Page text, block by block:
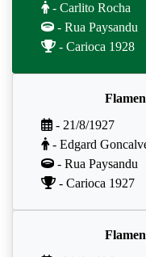
- Carlito Rocha
- Rua Paysandu
- Carioca 1928
- 21/8/1927
- Edgard
- Rua Paysandu
- Carioca 1927